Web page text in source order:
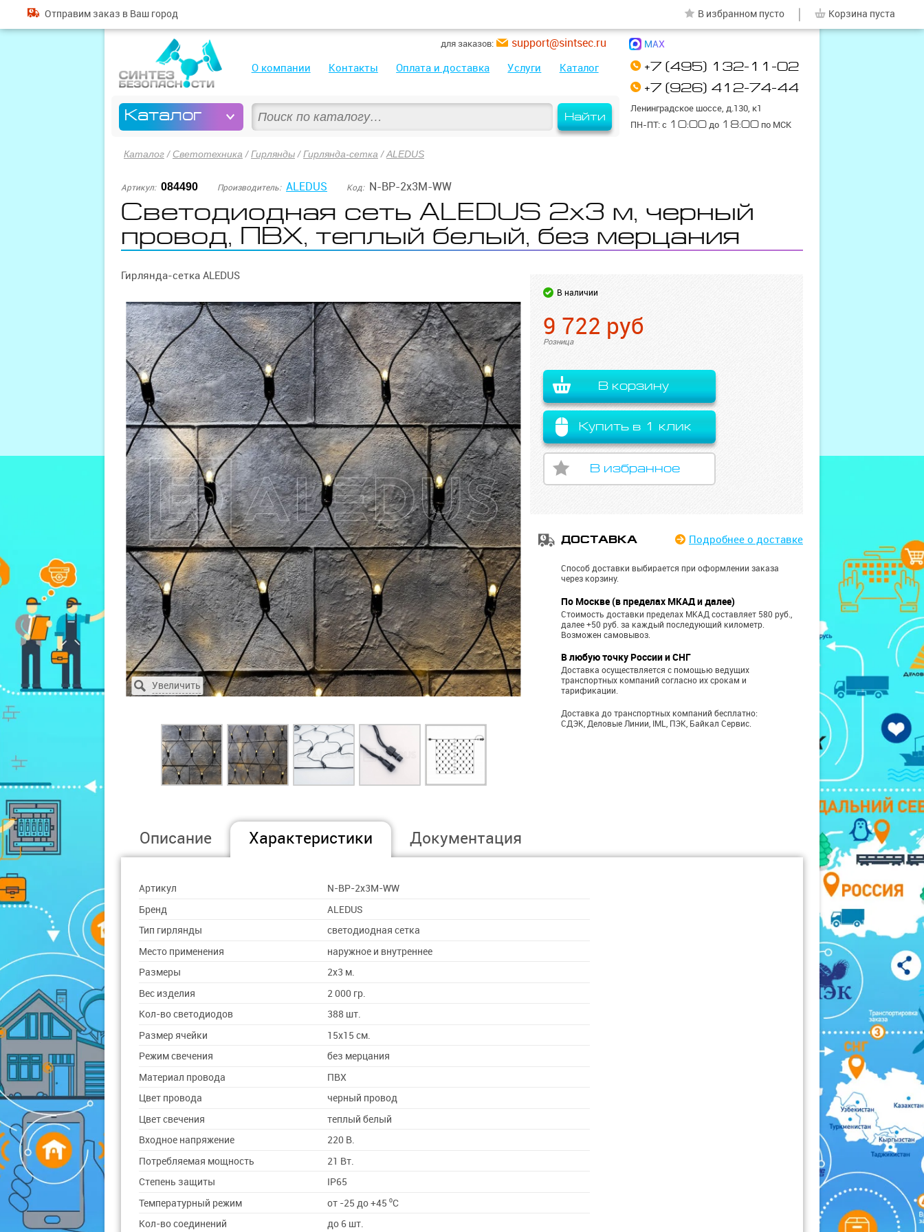
Найти
О компании Контакты Оплата и доставка Услуги Каталог
Каталог
+7 (495) 132-11-02
+7 (926) 412-74-44
Ленинградское шоссе, д.130, к1
ПН-ПТ: с 10:00 до 18:00 по МСК
для заказов: support@sintsec.ru MAX
Отправим заказ в Ваш город В избранном пусто Корзина пуста
Каталог / Светотехника /Гирлянды /Гирлянда-сетка /ALEDUS
Артикул: 084490 Производитель: ALEDUS Код: N-BP-2x3M-WW
Светодиодная сеть ALEDUS 2х3 м, черный
провод, ПВХ, теплый белый, без мерцания
Гирлянда-сетка ALEDUS
В наличии
9 722 руб
Розница
В корзину
Купить в 1 клик
В избранное
ДОСТАВКА Подробнее о доставке
Способ доставки выбирается при оформлении заказа
через корзину.
По Москве (в пределах МКАД и далее)
Стоимость доставки пределах МКАД составляет 580 руб.,
далее +50 руб. за каждый последующий километр.
Возможен самовывоз.
В любую точку России и СНГ
Доставка осуществляется с помощью ведущих
транспортных компаний согласно их срокам и
тарификации.
Доставка до транспортных компаний бесплатно:
СДЭК, Деловые Линии, IML, ПЭК, Байкал Сервис.
Описание Характеристики Документация
Артикул
N-BP-2x3M-WW
Бренд
ALEDUS
Тип гирлянды
светодиодная сетка
Место применения
наружное и внутреннее
Размеры
2x3 м.
Вес изделия
2 000 гр.
Кол-во светодиодов
388 шт.
Размер ячейки
15х15 см.
Режим свечения
без мерцания
Материал провода
ПВХ
Цвет провода
черный провод
Цвет свечения
теплый белый
Входное напряжение
220 В.
Потребляемая мощность
21 Вт.
Степень защиты
IP65
Температурный режим
от -25 до +45 ⁰С
Кол-во соединений
до 6 шт.